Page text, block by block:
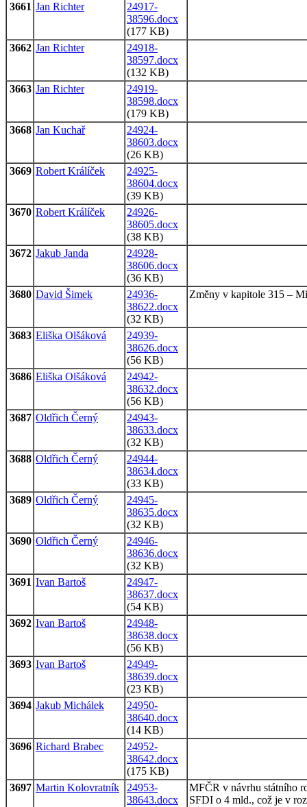
3661 Jan Richter
24917-
38596.docx
(177 KB)
3662 Jan Richter
24918-
38597.docx
(132 KB)
3663 Jan Richter
24919-
38598.docx
(179 KB)
3668 Jan Kuchař
24924-
38603.docx
(26 KB)
3669 Robert Králíček
24925-
38604.docx
(39 KB)
3670 Robert Králíček
24926-
38605.docx
(38 KB)
3672 Jakub Janda
24928-
38606.docx
(36 KB)
3680 David Šimek
24936-
38622.docx
(32 KB)
Změny v kapitole 315 –
3683 Eliška Olšáková
24939-
38626.docx
(56 KB)
3686 Eliška Olšáková
24942-
38632.docx
(56 KB)
3687 Oldřich Černý
24943-
38633.docx
(32 KB)
3688 Oldřich Černý
24944-
38634.docx
(33 KB)
3689 Oldřich Černý
24945-
38635.docx
(32 KB)
3690 Oldřich Černý
24946-
38636.docx
(32 KB)
3691 Ivan Bartoš
24947-
38637.docx
(54 KB)
3692 Ivan Bartoš
24948-
38638.docx
(56 KB)
3693 Ivan Bartoš
24949-
38639.docx
(23 KB)
3694 Jakub Michálek
24950-
38640.docx
(14 KB)
3696 Richard Brabec
24952-
38642.docx
(175 KB)
3697 Martin Kolovratník
24953-
38643.docx
MFČR v návrhu státního
SFDI o 4 mld., což je v